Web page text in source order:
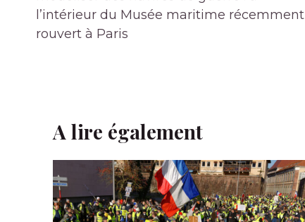
l’intérieur du Musée maritime récemment
rouvert à Paris
A lire également